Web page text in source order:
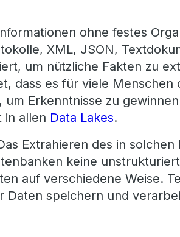
ohne festes
XML, JSON,
um nützliche Fakten zu
dass es für viele Menschen
Erkenntnisse zu
in allen Data Lakes.
Extrahieren des in
keine
auf verschiedene Weise.
Daten speichern und